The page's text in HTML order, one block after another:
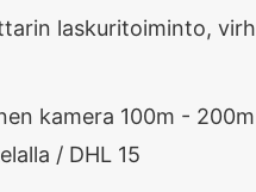
laskuritoiminto,